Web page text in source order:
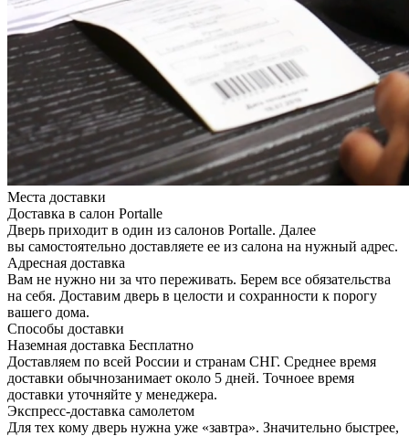
Места доставки
Доставка в салон Portalle
Дверь приходит в один из салонов Portalle. Далее
вы самостоятельно доставляете ее из салона на нужный адрес.
Адресная доставка
Вам не нужно ни за что переживать. Берем все обязательства
на себя. Доставим дверь в целости и сохранности к порогу
вашего дома.
Способы доставки
Наземная доставка Бесплатно
Доставляем по всей России и странам СНГ. Среднее время
доставки обычнозанимает около 5 дней. Точноее время
доставки уточняйте у менеджера.
Экспресс-доставка самолетом
Для тех кому дверь нужна уже «завтра». Значительно быстрее,